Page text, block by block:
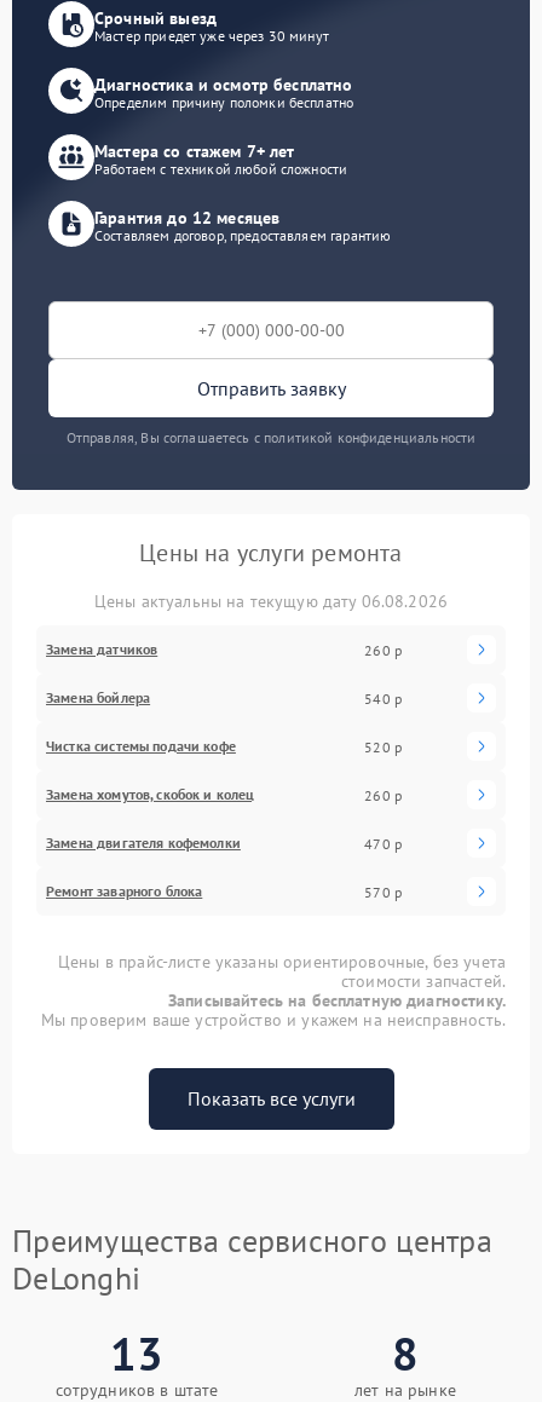
Срочный выезд
Мастер приедет уже через 30 минут
Диагностика и осмотр бесплатно
Определим причину поломки бесплатно
Мастера со стажем 7+ лет
Работаем с техникой любой сложности
Гарантия до 12 месяцев
Составляем договор, предоставляем гарантию
Отправить заявку
Отправляя, Вы соглашаетесь с политикой конфиденциальности
Цены на услуги ремонта
Цены актуальны на текущую дату 06.08.2026
Замена датчиков 260 р
Замена бойлера 540 р
Чистка системы подачи кофе 520 р
Замена хомутов, скобок и колец 260 р
Замена двигателя кофемолки 470 р
Ремонт заварного блока 570 р
Цены в прайс-листе указаны ориентировочные, без учета
стоимости запчастей.
Записывайтесь на бесплатную диагностику.
Мы проверим ваше устройство и укажем на неисправность.
Показать все услуги
Преимущества сервисного центра
DeLonghi
13
сотрудников в штате
8
лет на рынке